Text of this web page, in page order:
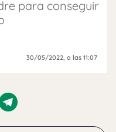
para conseguir
30/05/2022, a las 11:07